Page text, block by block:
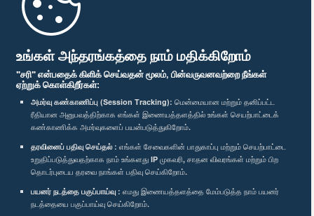
உங்கள் அந்தரங்கத்தை நாம் மதிக்கிறோம்
"சரி" என்பதைக் கிளிக் செய்வதன் மூலம், பின்வருவனவற்றை நீங்கள்
ஏற்றுக் கொள்கிறீர்கள்:
அமர்வு கண்காணிப்பு (Session Tracking): மென்மையான மற்றும் தனிப்பட்ட
ரீதியான அனுபவத்திற்காக எங்கள் இணையத்தளத்தில் உங்கள் செயற்பாட்டைக்
கண்காணிக்க அமர்வுகளைப் பயன்படுத்துகிறோம்.
தரவினைப் பதிவு செய்தல் : எங்கள் சேவைகளின் பாதுகாப்பு மற்றும் செயற்பாட்டை
உறுதிப்படுத்துவதற்காக நாம் உங்களது IP முகவரி, சாதன விவரங்கள் மற்றும் பிற
தொடர்புடைய தரவை நாங்கள் பதிவு செய்கிறோம்.
பயனர் நடத்தை பகுப்பாய்வு : எமது இணையத்தளத்தை மேம்படுத்த நாம் பயனர்
நடத்தையை பகுப்பாய்வு செய்கிறோம்.
பாராளுமன்ற கையடக்க செயலி
எம்மை பின்தொடர்க :
விருதுகள்
தனியுரிமைக் கொள்கை